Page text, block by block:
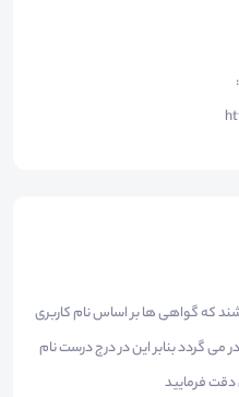
که گواهی ها بر اساس نام کاربری
می گردد بنابر این در درج درست نام
فرمایید